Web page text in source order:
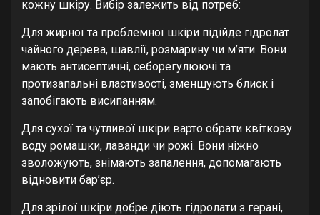
кожну шкіру. Вибір залежить від потреб:
Для жирної та проблемної шкіри підійде гідролат
чайного дерева, шавлії, розмарину чи м’яти. Вони
мають антисептичні, себорегулюючі та
протизапальні властивості, зменшують блиск і
запобігають висипанням.
Для сухої та чутливої шкіри варто обрати квіткову
воду ромашки, лаванди чи рожі. Вони ніжно
зволожують, знімають запалення, допомагають
відновити бар’єр.
Для зрілої шкіри добре діють гідролати з герані,